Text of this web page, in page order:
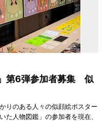
第6弾参加者募集 似
りのある人々の似顔絵ポスター
た人物図鑑」の参加者を現在、